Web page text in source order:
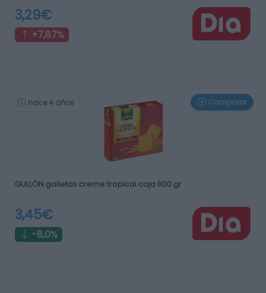
3,29€
+7,87%
hace 4 años Comparar
GULLÓN galletas creme tropical caja 800 gr
3,45€
-8,0%